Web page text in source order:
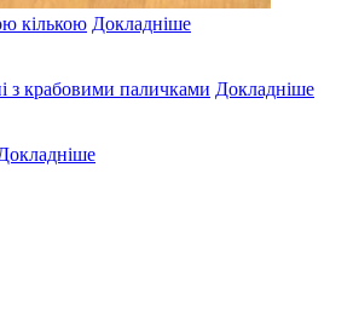
кількою Докладніше
з крабовими паличками Докладніше